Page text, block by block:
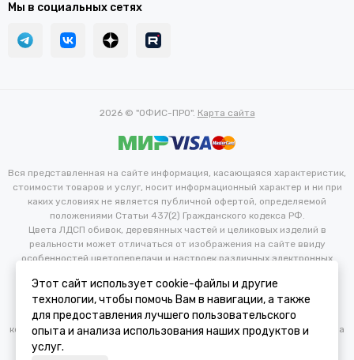
Мы в социальных сетях
2026 © "ОФИС-ПРО". Карта сайта
Вся представленная на сайте информация, касающаяся характеристик,
стоимости товаров и услуг, носит информационный характер и ни при
каких условиях не является публичной офертой, определяемой
положениями Статьи 437(2) Гражданского кодекса РФ.
Цвета ЛДСП обивок, деревянных частей и целиковых изделий в
реальности может отличаться от изображения на сайте ввиду
особенностей цветопередачи и настроек различных электронных
изменения в технические и иные характеристики изделий для
улучшения их эксплуатационных и технических параметров без
предварительного уведомления потребителя. Изменение
конфигурации продукта не является основанием для возврата/обмена
Этот сайт использует cookie-файлы и другие
технологии, чтобы помочь Вам в навигации, а также
для предоставления лучшего пользовательского
опыта и анализа использования наших продуктов и
услуг.